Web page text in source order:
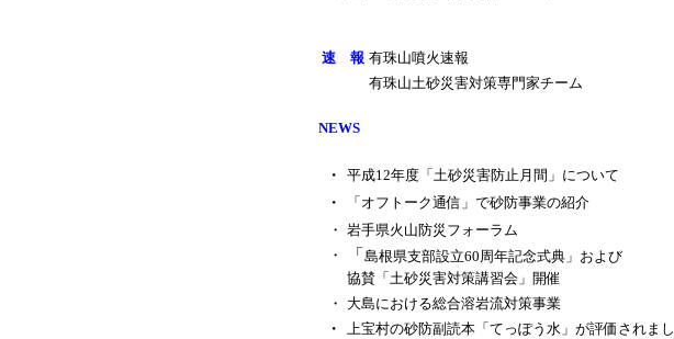
速 報 有珠山噴火速報
有珠山土砂災害対策専門家チーム
NEWS
・ 平成12年度「土砂災害防止月間」について
・
「オフトーク通信」で砂防事業の紹介
・ 岩手県火山防災フォーラム
・
「 島根県支部設立60周年記念式典」および
協賛「土砂災害対策講習会」開催
・
大島における総合溶岩流対策事業
・ 上宝村の砂防副読本「てっぽう水」が評価されまし